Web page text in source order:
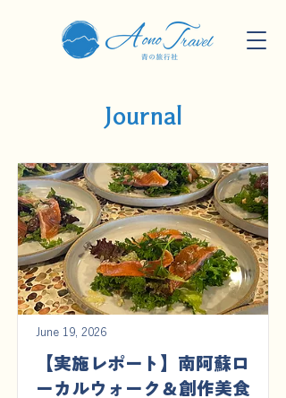
Journal
June 19, 2026
【実施レポート】南阿蘇ロ
ーカルウォーク＆創作美食